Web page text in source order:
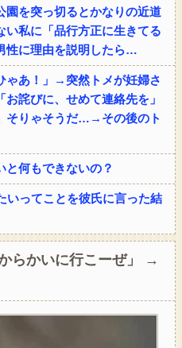
園を突っ切るとかなりの近道
い私に「品行方正に生きてる
性に理由を説明したら…
ゃあ！」→突然トメが妊婦さ
詫びに、せめて連絡先を」
そりゃそうだ…→その後のト
と何もできないの？
いってことを彼氏に言った結
らかいに行こーぜ」 →